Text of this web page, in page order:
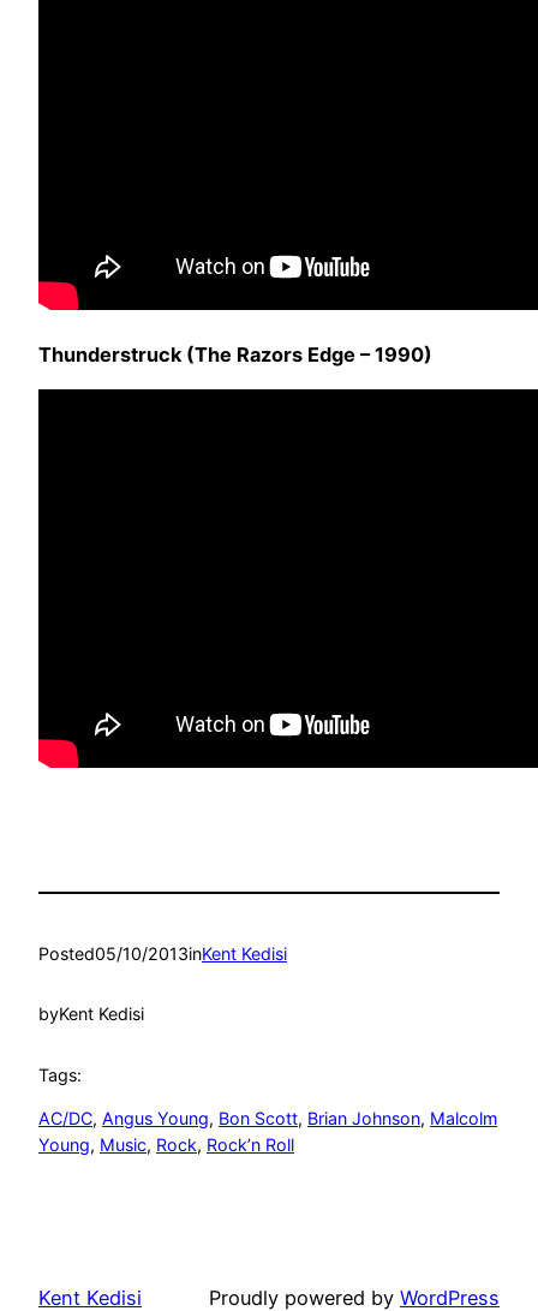
Thunderstruck (The Razors Edge – 1990)
Posted05/10/2013inKent Kedisi
byKent Kedisi
Tags:
AC/DC, Angus Young, Bon Scott, Brian Johnson, Malcolm
Young, Music, Rock, Rock’n Roll
Kent Kedisi Proudly powered by WordPress